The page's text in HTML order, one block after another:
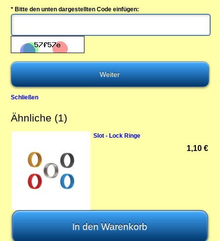
* Bitte den unten dargestellten Code einfügen:
Schließen
Ähnliche (1)
Slot - Lock Ringe
1,10 €